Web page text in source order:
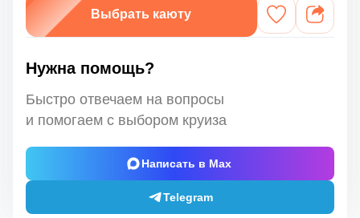
Выбрать каюту
Нужна помощь?
Быстро отвечаем на вопросы
и помогаем с выбором круиза
Написать в Max
Telegram